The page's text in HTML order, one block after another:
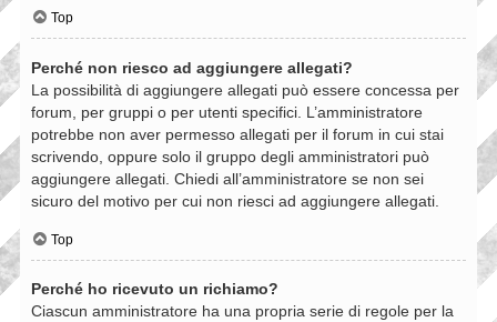
Top
Perché non riesco ad aggiungere allegati?
La possibilità di aggiungere allegati può essere concessa per
forum, per gruppi o per utenti specifici. L’amministratore
potrebbe non aver permesso allegati per il forum in cui stai
scrivendo, oppure solo il gruppo degli amministratori può
aggiungere allegati. Chiedi all’amministratore se non sei
sicuro del motivo per cui non riesci ad aggiungere allegati.
Top
Perché ho ricevuto un richiamo?
Ciascun amministratore ha una propria serie di regole per la